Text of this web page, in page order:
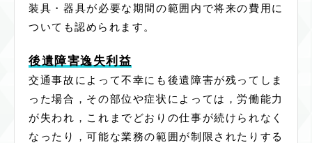
装具・器具が必要な期間の範囲内で将来の費用に
ついても認められます。
後遺障害逸失利益
交通事故によって不幸にも後遺障害が残ってしま
った場合，その部位や症状によっては，労働能力
が失われ，これまでどおりの仕事が続けられなく
なったり，可能な業務の範囲が制限されたりする